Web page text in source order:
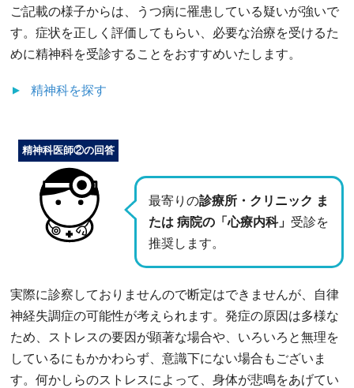
ご記載の様子からは、うつ病に罹患している疑いが強いで
す。症状を正しく評価してもらい、必要な治療を受けるた
めに精神科を受診することをおすすめいたします。
精神科を探す
最寄りの診療所・クリニック ま
たは 病院の「心療内科」 受診を
推奨します。
精神科医師②の回答
実際に診察しておりませんので断定はできませんが、自律
神経失調症の可能性が考えられます。発症の原因は多様な
ため、ストレスの要因が顕著な場合や、いろいろと無理を
しているにもかかわらず、意識下にない場合もございま
す。何かしらのストレスによって、身体が悲鳴をあげてい